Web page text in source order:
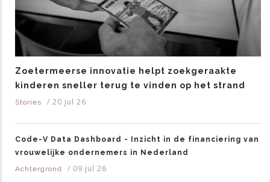
Zoetermeerse innovatie helpt zoekgeraakte
kinderen sneller terug te vinden op het strand
Stories / 20 jul 26
Code-V Data Dashboard - Inzicht in de financiering van
vrouwelijke ondernemers in Nederland
Achtergrond
/ 09 jul 26